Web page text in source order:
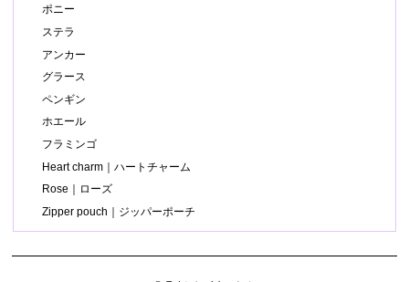
ポニー
ステラ
アンカー
グラース
ペンギン
ホエール
フラミンゴ
Heart charm｜ハートチャーム
Rose｜ローズ
Zipper pouch｜ジッパーポーチ